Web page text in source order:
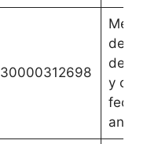
30000312698
del 1
de
y
fecha